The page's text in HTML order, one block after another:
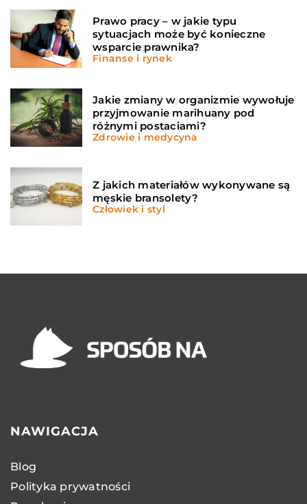
Prawo pracy – w jakie typu
sytuacjach może być konieczne
wsparcie prawnika?
Finanse i rynek
Jakie zmiany w organizmie wywołuje
przyjmowanie marihuany pod
różnymi postaciami?
Zdrowie i medycyna
Z jakich materiałów wykonywane są
męskie bransolety?
Człowiek i styl
NAWIGACJA
Blog
Polityka prywatności